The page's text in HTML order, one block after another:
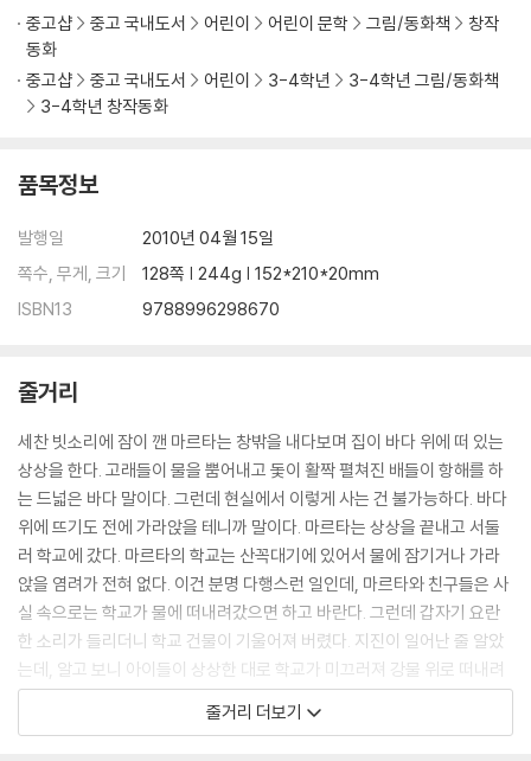
중고샵 중고 국내도서 어린이 어린이 문학 그림/동화책
창작
동화
중고샵
중고 국내도서 어린이 3-4학년
3-4학년 그림/동화책
3-4학년 창작동화
품목정보
발행일
2010년 04월 15일
쪽수, 무게, 크기
128쪽 | 244g | 152*210*20mm
ISBN13
9788996298670
줄거리
세찬 빗소리에 잠이 깬 마르타는 창밖을 내다보며 집이 바다 위에 떠 있는
상상을 한다. 고래들이 물을 뿜어내고 돛이 활짝 펼쳐진 배들이 항해를 하
는 드넓은 바다 말이다. 그런데 현실에서 이렇게 사는 건 불가능하다. 바다
위에 뜨기도 전에 가라앉을 테니까 말이다. 마르타는 상상을 끝내고 서둘
러 학교에 갔다. 마르타의 학교는 산꼭대기에 있어서 물에 잠기거나 가라
앉을 염려가 전혀 없다. 이건 분명 다행스런 일인데, 마르타와 친구들은 사
실 속으로는 학교가 물에 떠내려갔으면 하고 바란다. 그런데 갑자기 요란
한 소리가 들리더니 학교 건물이 기울어져 버렸다. 지진이 일어난 줄 알았
는데, 알고 보니 아이들이 상상한 대로 학교가 미끄러져 강물 위로 떠내려
가기 시작한 것이다. 아이들은 환호했다. 그리고 마침내 학교는 강을 지나
바다에 이르렀다. 처음엔 이 상황을 받아들이지 못하고 잔뜩 겁을 내던 선
줄거리 더보기